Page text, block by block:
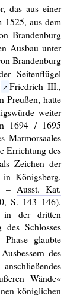
das aus einer
1525, aus dem
Brandenburg
Ausbau unter
Brandenburg
Seitenflügel
Friedrich III.,
Preußen, hatte
weiter
1694 / 1695
Marmorsaales
Errichtung des
Zeichen der
Königsberg.
– Ausst. Kat.
S. 143–146).
in der dritten
des Schlosses
glaubte
des
Wände«
königlichen